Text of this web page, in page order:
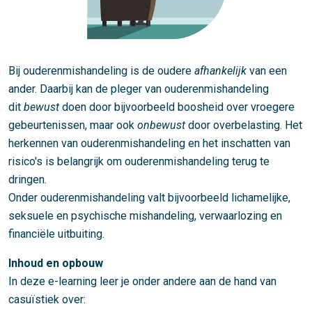
Bij ouderenmishandeling is de oudere afhankelijk van een
ander. Daarbij kan de pleger van ouderenmishandeling
dit bewust doen door bijvoorbeeld boosheid over vroegere
gebeurtenissen, maar ook onbewust door overbelasting. Het
herkennen van ouderenmishandeling en het inschatten van
risico's is belangrijk om ouderenmishandeling terug te
dringen.
Onder ouderenmishandeling valt bijvoorbeeld lichamelijke,
seksuele en psychische mishandeling, verwaarlozing en
financiële uitbuiting.
Inhoud en opbouw
In deze e-learning leer je onder andere aan de hand van
casuïstiek over: